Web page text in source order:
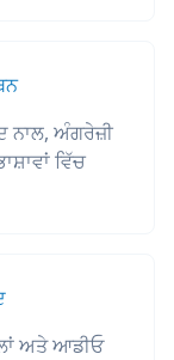
ਨਾਲ, ਅੰਗਰੇਜ਼ੀ
ਵਿੱਚ
ਅਤੇ ਆਡੀਓ